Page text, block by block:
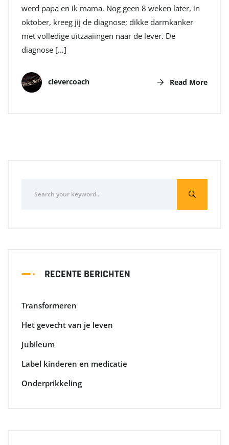
werd papa en ik mama. Nog geen 8 weken later, in
oktober, kreeg jij de diagnose; dikke darmkanker
met volledige uitzaaiingen naar de lever. De
diagnose […]
clevercoach Read More
RECENTE BERICHTEN
Transformeren
Het gevecht van je leven
Jubileum
Label kinderen en medicatie
Onderprikkeling